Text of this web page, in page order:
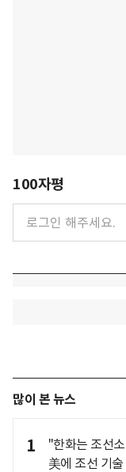
100자평
많이 본 뉴스
1
"한화는 조선
美에 조선 기